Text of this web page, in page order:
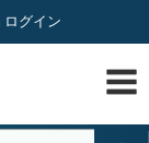
ログイン